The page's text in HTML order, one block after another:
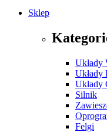
Sklep
Układy
Układy
Układy
Silnik
Felgi